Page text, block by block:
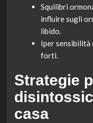
Squilibri
influire sugli
libido.
Iper sensibilità
forti.
Strategie
casa